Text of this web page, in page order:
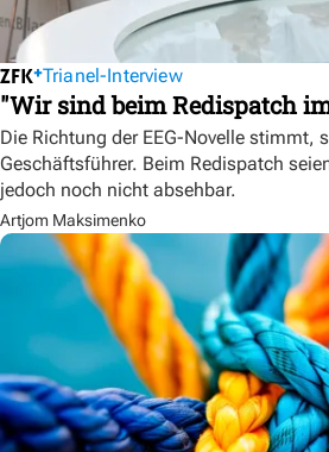
Trianel-Interview
"Wir sind beim Redispatch
Die Richtung der EEG-Novelle stimmt,
Geschäftsführer. Beim Redispatch
jedoch noch nicht absehbar.
Artjom Maksimenko